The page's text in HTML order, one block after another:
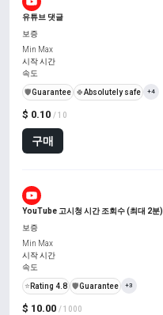
유튜브 댓글
$ 0.10 / 10
구매
보증
Min Max
시작 시간
속도
️🛡️Guarantee 🍀Absolutely safe +4
YouTube 고시청 시간 조회수 (최대 2분)
$ 10.00 / 1000
보증
Min Max
시작 시간
속도
⭐ Rating 4.8 ️🛡️Guarantee +3